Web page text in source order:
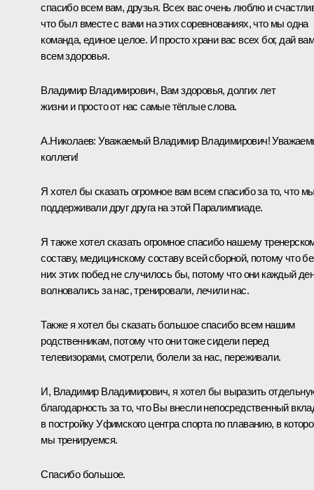
спасибо всем вам, друзья. Всех вас очень люблю и
что был вместе с вами на этих соревнованиях, что мы одна
команда, единое целое. И просто храни вас всех бог, дай вам
всем здоровья.
Владимир Владимирович, Вам здоровья, долгих лет
жизни и просто от нас самые тёплые слова.
А.Николаев: Уважаемый Владимир Владимирович!
коллеги!
Я хотел бы сказать огромное вам всем спасибо за то, что
поддерживали друг друга на этой Паралимпиаде.
Я также хотел сказать огромное спасибо нашему
составу, медицинскому составу всей сборной, потому что
них этих побед не случилось бы, потому что они каждый
волновались за нас, тренировали, лечили нас.
Также я хотел бы сказать большое спасибо всем нашим
родственникам, потому что они тоже сидели перед
телевизорами, смотрели, болели за нас, переживали.
И, Владимир Владимирович, я хотел бы выразить
благодарность за то, что Вы внесли непосредственный
в постройку Уфимского центра спорта по плаванию, в
мы тренируемся.
Спасибо большое.